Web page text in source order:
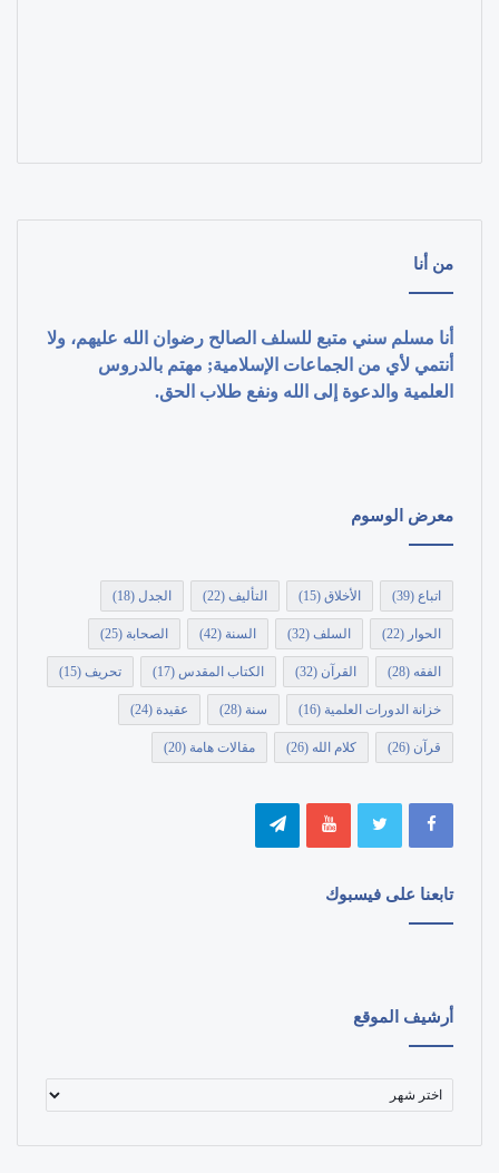
من أنا
أنا مسلم سني متبع للسلف الصالح رضوان الله عليهم، ولا
أنتمي لأي من الجماعات الإسلامية; مهتم بالدروس
العلمية والدعوة إلى الله ونفع طلاب الحق.
معرض الوسوم
اتباع (39) الأخلاق (15) التأليف (22) الجدل (18)
الحوار (22) السلف (32) السنة (42) الصحابة (25)
الفقه (28) القرآن (32) الكتاب المقدس (17) تحريف (15)
خزانة الدورات العلمية (16) سنة (28) عقيدة (24)
قرآن (26) كلام الله (26) مقالات هامة (20)
تابعنا على فيسبوك
أرشيف الموقع
أرشيف
الموقع